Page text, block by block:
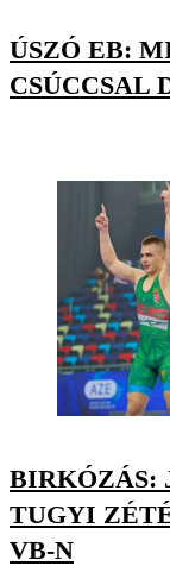
ÚSZÓ EB:
CSÚCCSAL
BIRKÓZÁS:
TUGYI
VB-N